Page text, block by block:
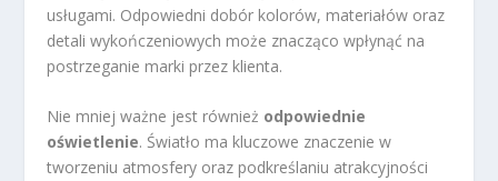
usługami. Odpowiedni dobór kolorów, materiałów oraz
detali wykończeniowych może znacząco wpłynąć na
postrzeganie marki przez klienta.
Nie mniej ważne jest również odpowiednie
oświetlenie. Światło ma kluczowe znaczenie w
tworzeniu atmosfery oraz podkreślaniu atrakcyjności